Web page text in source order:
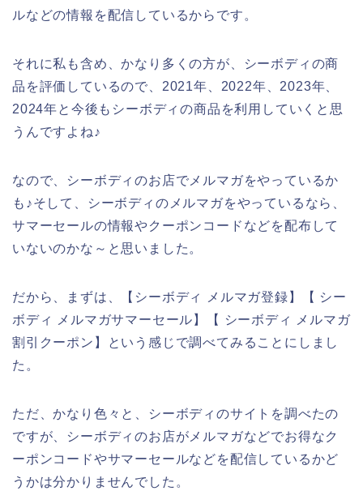
ルなどの情報を配信しているからです。
それに私も含め、かなり多くの方が、シーボディの商
品を評価しているので、2021年、2022年、2023年、
2024年と今後もシーボディの商品を利用していくと思
うんですよね♪
なので、シーボディのお店でメルマガをやっているか
も♪そして、シーボディのメルマガをやっているなら、
サマーセールの情報やクーポンコードなどを配布して
いないのかな～と思いました。
だから、まずは、【シーボディ メルマガ登録】【 シー
ボディ メルマガサマーセール】【 シーボディ メルマガ
割引クーポン】という感じで調べてみることにしまし
た。
ただ、かなり色々と、シーボディのサイトを調べたの
ですが、シーボディのお店がメルマガなどでお得なク
ーポンコードやサマーセールなどを配信しているかど
うかは分かりませんでした。